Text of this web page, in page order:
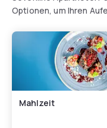
Optionen, um Ihren
Mahlzeit